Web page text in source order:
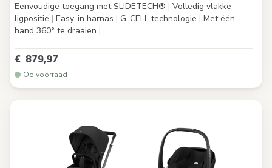
Eenvoudige toegang met SLIDETECH® | Volledig vlakke
ligpositie | Easy-in harnas | G-CELL technologie | Met één
hand 360° te draaien |
€ 879,97
Op voorraad